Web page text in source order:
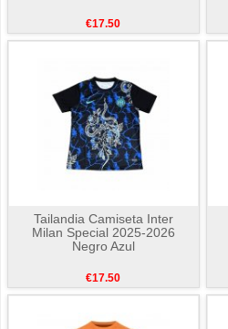
€17.50
Tailandia Camiseta Inter
Milan Special 2025-2026
Negro Azul
€17.50